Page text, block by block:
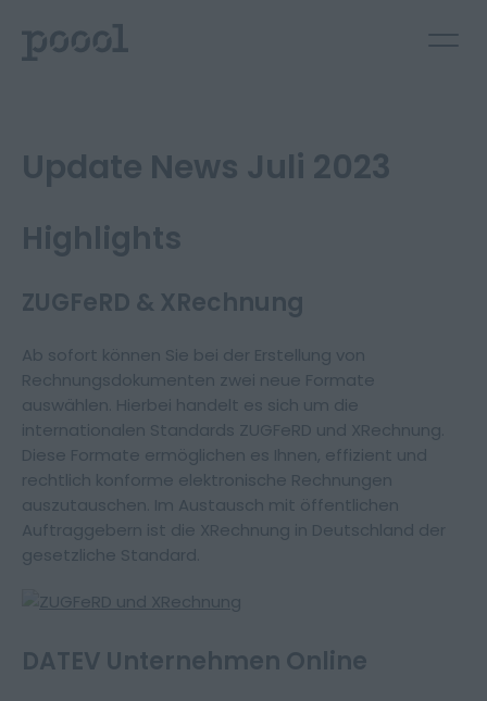
Deutsch English
Kontakt aufnehmen
Update News Juli 2023
Highlights
ZUGFeRD & XRechnung
Ab sofort können Sie bei der Erstellung von
Rechnungsdokumenten zwei neue Formate
auswählen. Hierbei handelt es sich um die
internationalen Standards ZUGFeRD und XRechnung.
Diese Formate ermöglichen es Ihnen, effizient und
rechtlich konforme elektronische Rechnungen
auszutauschen. Im Austausch mit öffentlichen
Auftraggebern ist die XRechnung in Deutschland der
gesetzliche Standard.
DATEV Unternehmen Online